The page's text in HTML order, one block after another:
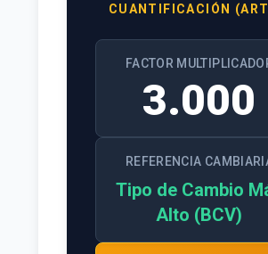
CUANTIFICACIÓN
FACTOR
3.000
REFERENCIA
Tipo de Cambio
Alto (BCV)